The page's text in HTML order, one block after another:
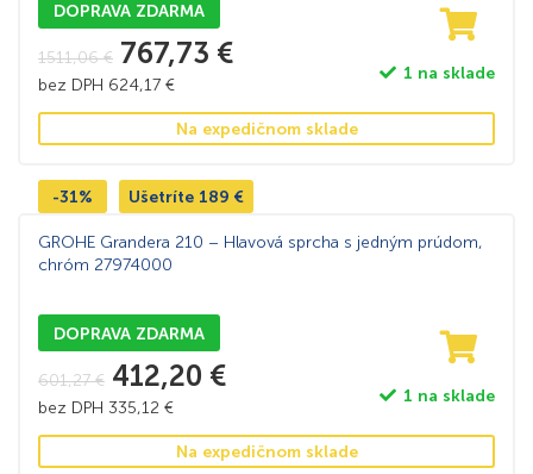
DOPRAVA ZDARMA
1511,06€ 767,73 €
bez DPH 624,17 €
1 na sklade
Na expedičnom sklade
-31% Ušetríte 189 €
GROHE Grandera 210 – Hlavová sprcha s jedným prúdom,
chróm 27974000
DOPRAVA ZDARMA
601,27€ 412,20 €
bez DPH 335,12 €
1 na sklade
Na expedičnom sklade